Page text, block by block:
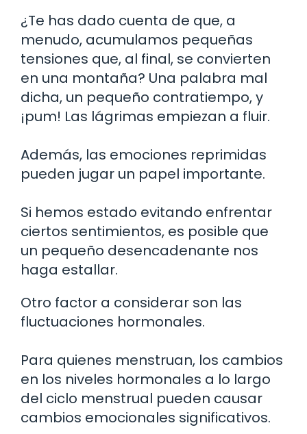
¿Te has dado cuenta de que, a
menudo, acumulamos pequeñas
tensiones que, al final, se convierten
en una montaña? Una palabra mal
dicha, un pequeño contratiempo, y
¡pum! Las lágrimas empiezan a fluir.
Además, las emociones reprimidas
pueden jugar un papel importante.
Si hemos estado evitando enfrentar
ciertos sentimientos, es posible que
un pequeño desencadenante nos
haga estallar.
Otro factor a considerar son las
fluctuaciones hormonales.
Para quienes menstruan, los cambios
en los niveles hormonales a lo largo
del ciclo menstrual pueden causar
cambios emocionales significativos.